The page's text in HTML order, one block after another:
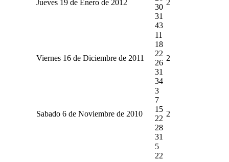
Jueves 19 de Enero de 2012
30
31
43
2
Viernes 16 de Diciembre de 2011
11
18
22
26
31
34
2
Sabado 6 de Noviembre de 2010
3
7
15
22
28
31
2
5
22